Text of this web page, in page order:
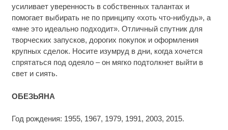
усиливает уверенность в собственных талантах и
помогает выбирать не по принципу «хоть что-нибудь», а
«мне это идеально подходит». Отличный спутник для
творческих запусков, дорогих покупок и оформления
крупных сделок. Носите изумруд в дни, когда хочется
спрятаться под одеяло – он мягко подтолкнет выйти в
свет и сиять.
ОБЕЗЬЯНА
Год рождения: 1955, 1967, 1979, 1991, 2003, 2015.